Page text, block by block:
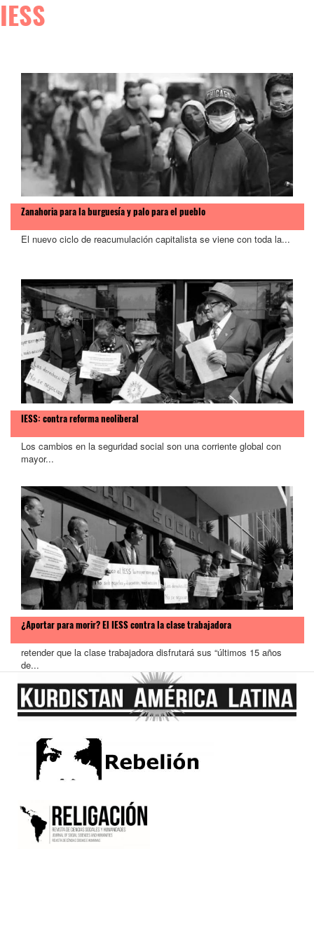
IESS
Zanahoria para la burguesía y palo para el pueblo
El nuevo ciclo de reacumulación capitalista se viene con toda la...
IESS: contra reforma neoliberal
Los cambios en la seguridad social son una corriente global con
mayor...
¿Aportar para morir? El IESS contra la clase trabajadora
retender que la clase trabajadora disfrutará sus “últimos 15 años
de...